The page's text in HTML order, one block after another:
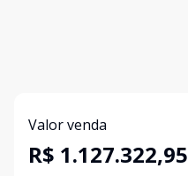
Valor venda
R$ 1.127.322,95